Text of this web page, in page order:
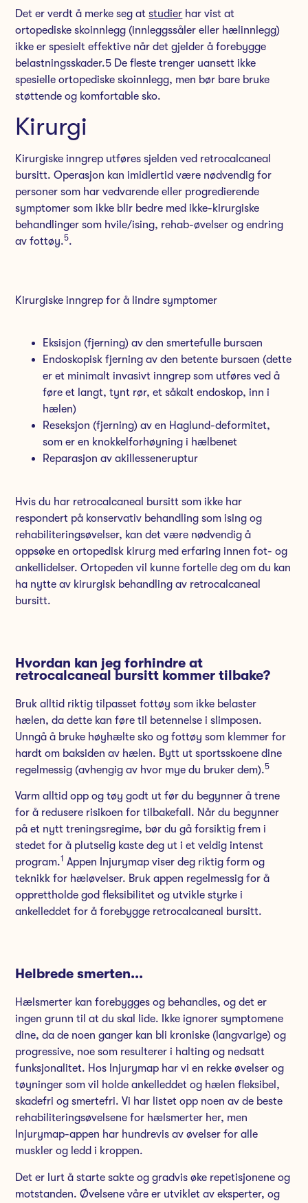
Det er verdt å merke seg atstudier har vist at
ortopediske skoinnlegg (innleggssåler eller hælinnlegg)
ikke er spesielt effektive når det gjelder å forebygge
belastningsskader.5 De fleste trenger uansett ikke
spesielle ortopediske skoinnlegg, men bør bare bruke
støttende og komfortable sko.
Kirurgi
Kirurgiske inngrep utføres sjelden ved retrocalcaneal
bursitt. Operasjon kan imidlertid være nødvendig for
personer som har vedvarende eller progredierende
symptomer som ikke blir bedre med ikke-kirurgiske
behandlinger som hvile/ising, rehab-øvelser og endring
av fottøy.5.
Kirurgiske inngrep for å lindre symptomer
Eksisjon (fjerning) av den smertefulle bursaen
Endoskopisk fjerning av den betente bursaen (dette
er et minimalt invasivt inngrep som utføres ved å
føre et langt, tynt rør, et såkalt endoskop, inn i
hælen)
Reseksjon (fjerning) av en Haglund-deformitet,
som er en knokkelforhøyning i hælbenet
Reparasjon av akillesseneruptur
Hvis du har retrocalcaneal bursitt som ikke har
respondert på konservativ behandling som ising og
rehabiliteringsøvelser, kan det være nødvendig å
oppsøke en ortopedisk kirurg med erfaring innen fot- og
ankellidelser. Ortopeden vil kunne fortelle deg om du kan
ha nytte av kirurgisk behandling av retrocalcaneal
bursitt.
Hvordan kan jeg forhindre at
retrocalcaneal bursitt kommer tilbake?
Bruk alltid riktig tilpasset fottøy som ikke belaster
hælen, da dette kan føre til betennelse i slimposen.
Unngå å bruke høyhælte sko og fottøy som klemmer for
hardt om baksiden av hælen. Bytt ut sportsskoene dine
regelmessig (avhengig av hvor mye du bruker dem).5
Varm alltid opp og tøy godt ut før du begynner å trene
for å redusere risikoen for tilbakefall. Når du begynner
på et nytt treningsregime, bør du gå forsiktig frem i
stedet for å plutselig kaste deg ut i et veldig intenst
program.1 Appen Injurymap viser deg riktig form og
teknikk for hæløvelser. Bruk appen regelmessig for å
opprettholde god fleksibilitet og utvikle styrke i
ankelleddet for å forebygge retrocalcaneal bursitt.
Helbrede smerten...
Hælsmerter kan forebygges og behandles, og det er
ingen grunn til at du skal lide. Ikke ignorer symptomene
dine, da de noen ganger kan bli kroniske (langvarige) og
progressive, noe som resulterer i halting og nedsatt
funksjonalitet. Hos Injurymap har vi en rekke øvelser og
tøyninger som vil holde ankelleddet og hælen fleksibel,
skadefri og smertefri. Vi har listet opp noen av de beste
rehabiliteringsøvelsene for hælsmerter her, men
Injurymap-appen har hundrevis av øvelser for alle
muskler og ledd i kroppen.
Det er lurt å starte sakte og gradvis øke repetisjonene og
motstanden. Øvelsene våre er utviklet av eksperter, og